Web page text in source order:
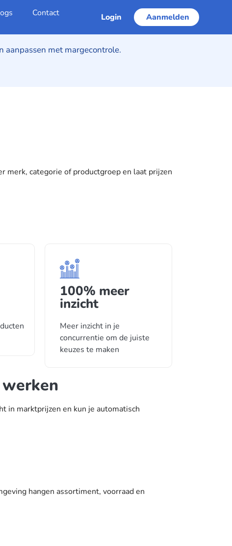
Contact Login Aanmelden
aanpassen met margecontrole.
merk, categorie of productgroep en laat prijzen
100% meer
inzicht
Meer inzicht in je
concurrentie om de juiste
keuzes te maken
in marktprijzen en kun je automatisch
hangen assortiment, voorraad en